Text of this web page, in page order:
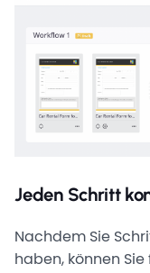
Jeden Schritt
Nachdem Sie
haben, können